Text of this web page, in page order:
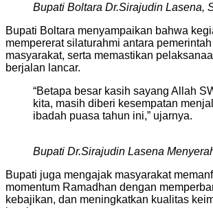
Bupati Boltara Dr.Sirajudin Lasena,
Bupati Boltara menyampaikan bahwa
mempererat silaturahmi antara
masyarakat, serta memastikan
berjalan lancar.
“Betapa besar kasih sayang Allah
kita, masih diberi kesempatan
ibadah puasa tahun ini,” ujarnya.
Bupati Dr.Sirajudin Lasena
Bupati juga mengajak masyarakat
momentum Ramadhan dengan
kebajikan, dan meningkatkan kualitas